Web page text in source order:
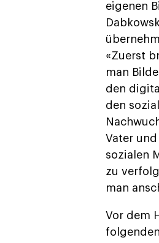
eigenen
«Zuerst
man
den
den
Vater
sozialen
zu
man
Vor dem